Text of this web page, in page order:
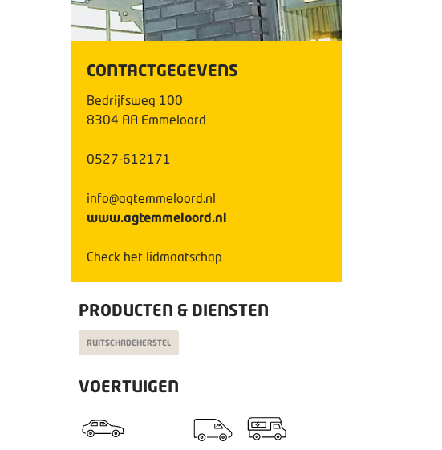
CONTACTGEGEVENS
Bedrijfsweg 100
8304 AA Emmeloord
0527-612171
info@agtemmeloord.nl
www.agtemmeloord.nl
Check het lidmaatschap
PRODUCTEN & DIENSTEN
RUITSCHADEHERSTEL
VOERTUIGEN